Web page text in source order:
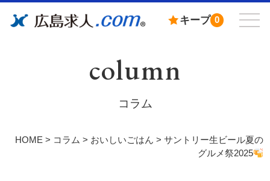
キープ 0
column
コラム
HOME> コラム > おいしいごはん > サントリー生ビール夏の
グルメ祭2025